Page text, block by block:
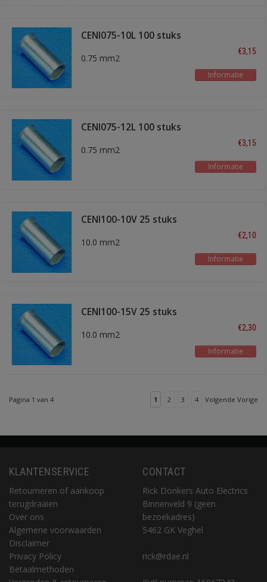
CENI075-10L 100 stuks
0.75 mm2
€3,15
Informatie
CENI075-12L 100 stuks
0.75 mm2
€3,15
Informatie
CENI100-10V 25 stuks
10.0 mm2
€2,10
Informatie
CENI100-15V 25 stuks
10.0 mm2
€2,30
Informatie
Pagina 1 van 4 1 2 3 4 Volgende Vorige
KLANTENSERVICE
Retourneren of aankoop
terugdraaien
Over ons
Algemene voorwaarden
Disclaimer
Privacy Policy
Betaalmethoden
CONTACT
Rick Donkers Auto Electrics
Binnenveld 9 (geen
bezoekadres)
5462 GK Veghel
rick@rdae.nl